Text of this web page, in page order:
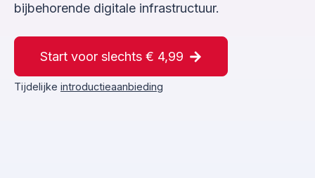
bijbehorende digitale infrastructuur.
Start voor slechts € 4,99
Tijdelijke introductieaanbieding